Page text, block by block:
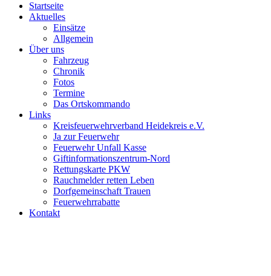
Startseite
Aktuelles
Einsätze
Allgemein
Über uns
Fahrzeug
Chronik
Fotos
Termine
Das Ortskommando
Links
Kreisfeuerwehrverband Heidekreis e.V.
Ja zur Feuerwehr
Feuerwehr Unfall Kasse
Giftinformationszentrum-Nord
Rettungskarte PKW
Rauchmelder retten Leben
Dorfgemeinschaft Trauen
Feuerwehrrabatte
Kontakt